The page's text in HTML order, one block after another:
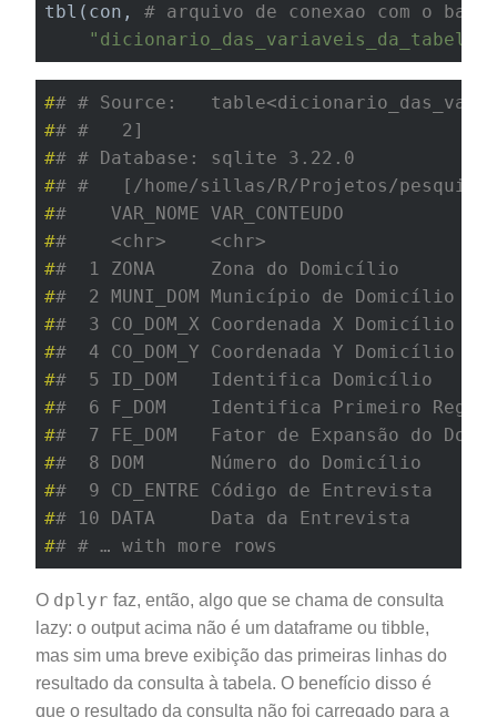
tbl(con, # arquivo de conexao com o
## # Source:
## #   2]
## # Database: sqlite 3.22.0
## #   [/home/sillas/R/Projetos/
##    VAR_NOME
##    <chr>
##  1 ZONA     Zona do
##  2 MUNI_DOM Município
##  3 CO_DOM_X
##  4 CO_DOM_Y
##  5 ID_DOM   Identifica
##  6 F_DOM    Identifica Primeiro
##  7 FE_DOM   Fator de
##  8 DOM      Número
##  9 CD_ENTRE Código
## 10 DATA     Data da
## # … with more rows
O dplyr faz, então, algo que se chama de consulta
lazy: o output acima não é um dataframe ou tibble,
mas sim uma breve exibição das primeiras linhas do
resultado da consulta à tabela. O benefício disso é
que o resultado da consulta não foi carregado para a